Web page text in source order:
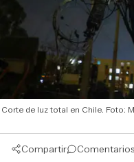
Corte de luz total en Chile. Foto:
Compartir Comentarios